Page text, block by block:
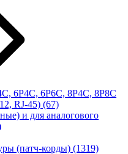
6P4C, 6P6C, 8P4C, 8P8C
RJ-45) (67)
и для аналогового
(патч-корды) (1319)